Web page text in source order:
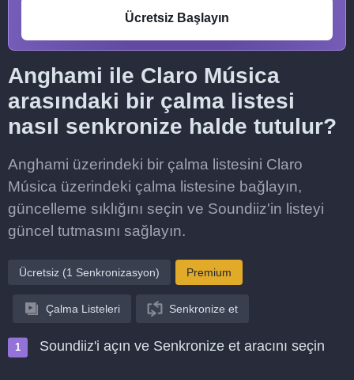
Ücretsiz Başlayın
Anghami ile Claro Música
arasındaki bir çalma listesi
nasıl senkronize halde tutulur?
Anghami üzerindeki bir çalma listesini Claro
Música üzerindeki çalma listesine bağlayın,
güncelleme sıklığını seçin ve Soundiiz'in listeyi
güncel tutmasını sağlayın.
Ücretsiz (1 Senkronizasyon) Premium
Çalma Listeleri Senkronize et
Soundiiz'i açın ve Senkronize et aracını seçin